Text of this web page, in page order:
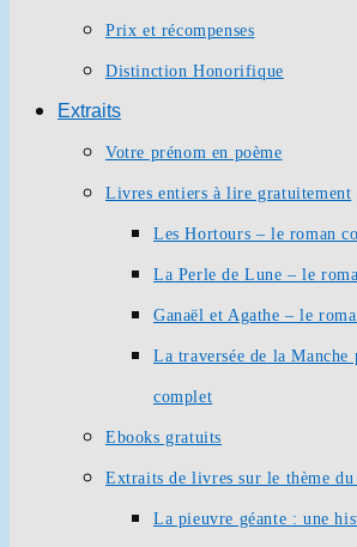
Prix et récompenses
Distinction Honorifique
Extraits
Votre prénom en poème
Livres entiers à lire gratuitement
Les Hortours – le roman
La Perle de Lune – le
Ganaël et Agathe – le
La traversée de la Manche
complet
Ebooks gratuits
Extraits de livres sur le thème du
La pieuvre géante : une